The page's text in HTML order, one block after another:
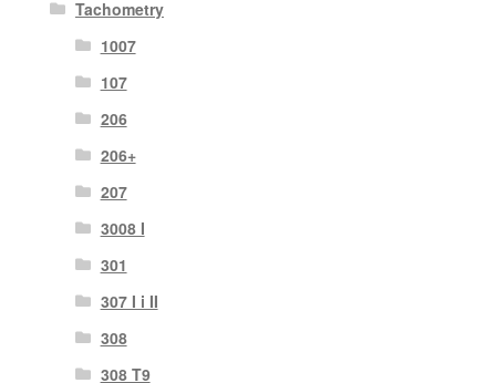
Tachometry
1007
107
206
206+
207
3008 I
301
307 I i II
308
308 T9